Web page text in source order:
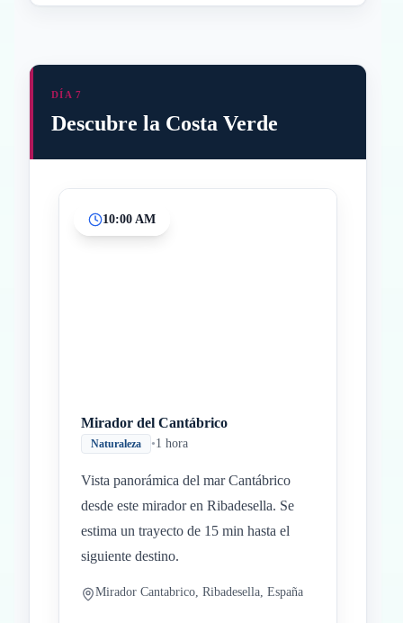
DÍA 7
Descubre la Costa Verde
10:00 AM
Mirador del Cantábrico
Naturaleza •1 hora
Vista panorámica del mar Cantábrico
desde este mirador en Ribadesella. Se
estima un trayecto de 15 min hasta el
siguiente destino.
Mirador Cantabrico, Ribadesella, España